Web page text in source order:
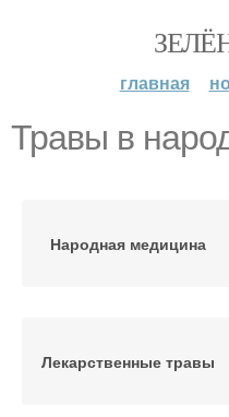
главная
Травы в
Народная медицина
Лекарственные травы